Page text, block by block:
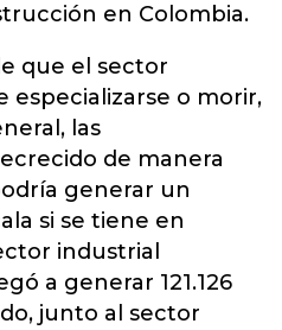
en Colombia.
que el sector
especializarse o morir,
las
de manera
generar un
si se tiene en
industrial
a generar 121.126
junto al sector